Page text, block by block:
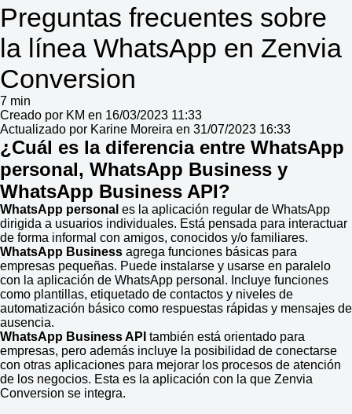
Preguntas frecuentes sobre
la línea WhatsApp en Zenvia
Conversion
7 min
Creado por KM en 16/03/2023 11:33
Actualizado por Karine Moreira en 31/07/2023 16:33
¿Cuál es la diferencia entre WhatsApp
personal, WhatsApp Business y
WhatsApp Business API?
WhatsApp personal es la aplicación regular de WhatsApp
dirigida a usuarios individuales. Está pensada para interactuar
de forma informal con amigos, conocidos y/o familiares.
WhatsApp Business agrega funciones básicas para
empresas pequeñas. Puede instalarse y usarse en paralelo
con la aplicación de WhatsApp personal. Incluye funciones
como plantillas, etiquetado de contactos y niveles de
automatización básico como respuestas rápidas y mensajes de
ausencia.
WhatsApp Business API también está orientado para
empresas, pero además incluye la posibilidad de conectarse
con otras aplicaciones para mejorar los procesos de atención
de los negocios. Esta es la aplicación con la que Zenvia
Conversion se integra.